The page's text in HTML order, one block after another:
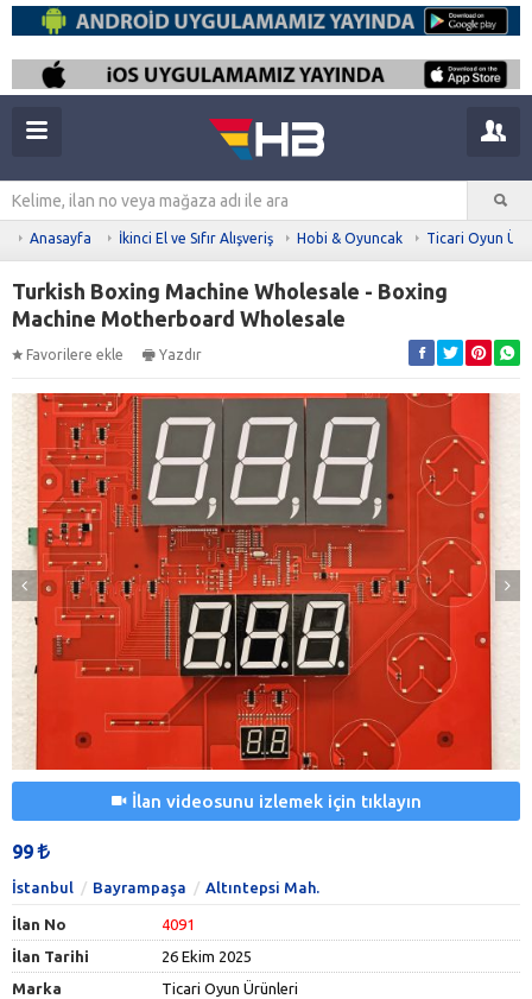
Anasayfa İkinci El ve Sıfır Alışveriş Hobi & Oyuncak Ticari Oyun
Turkish Boxing Machine Wholesale - Boxing
Machine Motherboard Wholesale
Favorilere ekle Yazdır
İlan videosunu izlemek için tıklayın
99
İstanbul Bayrampaşa Altıntepsi Mah.
İlan No
4091
İlan Tarihi
26 Ekim 2025
Marka
Ticari Oyun Ürünleri